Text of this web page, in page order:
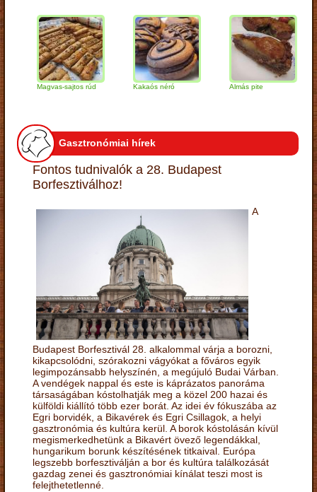
Magvas-sajtos rúd Kakaós néró Almás pite
Gasztronómiai hírek
Fontos tudnivalók a 28. Budapest
Borfesztiválhoz!
A
Budapest Borfesztivál 28. alkalommal várja a borozni,
kikapcsolódni, szórakozni vágyókat a főváros egyik
legimpozánsabb helyszínén, a megújuló Budai Várban.
A vendégek nappal és este is káprázatos panoráma
társaságában kóstolhatják meg a közel 200 hazai és
külföldi kiállító több ezer borát. Az idei év fókuszába az
Egri borvidék, a Bikavérek és Egri Csillagok, a helyi
gasztronómia és kultúra kerül. A borok kóstolásán kívül
megismerkedhetünk a Bikavért övező legendákkal,
hungarikum borunk készítésének titkaival. Európa
legszebb borfesztiválján a bor és kultúra találkozását
gazdag zenei és gasztronómiai kínálat teszi most is
felejthetetlenné.